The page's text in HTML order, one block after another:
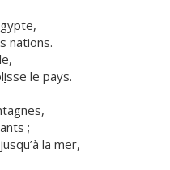
nations.
isse le pays.
;
la mer,